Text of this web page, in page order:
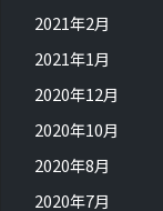
2021年2月
2021年1月
2020年12月
2020年10月
2020年8月
2020年7月